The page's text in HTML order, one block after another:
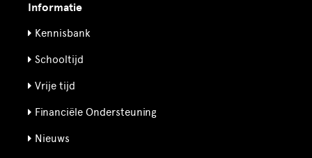
Informatie
Kennisbank
Schooltijd
Vrije tijd
Financiële Ondersteuning
Nieuws